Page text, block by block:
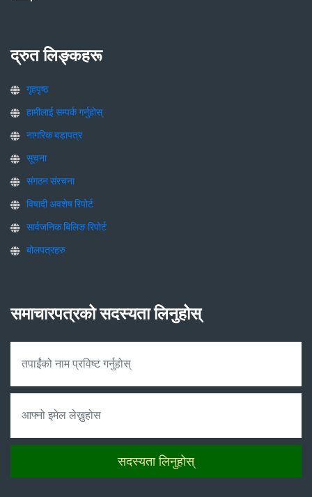
द्रुत लिङ्कहरू
गृहपृष्ठ
हामीलाई सम्पर्क गर्नुहोस्
नागरिक बडापत्र
सूचना
संगठन संरचना
विषादी अवशेष रिपोर्ट
सार्वजनिक बिलिङ रिपोर्ट
बोलपत्रहरु
समाचारपत्रको सदस्यता लिनुहोस्
सदस्यता लिनुहोस्